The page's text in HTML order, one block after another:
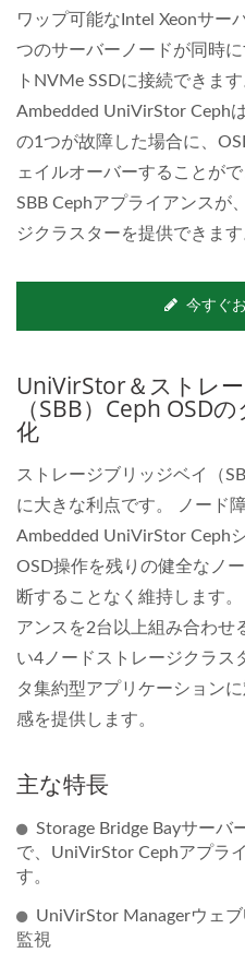
ワップ可能なIntel Xeonサー
つのサーバーノードが同時
トNVMe SSDに接続できま
Ambedded UniVirStor Ceph
の1つが故障した場合に、
ェイルオーバーすることが
SBB Cephアプライアンスが
ジクラスターを提供できます
今すぐ
UniVirStor＆ストレ
（SBB）Ceph OSD
化
ストレージブリッジベイ（
に大きな利点です。 ノード
Ambedded UniVirStor Ceph
OSD操作を残りの健全なノ
断することなく維持します
アンスを2台以上組み合わせ
い4ノードストレージクラス
タ集約型アプリケーション
感を提供します。
主な特長
Storage Bridge Bayサーバ
で、UniVirStor Cephアプラ
す。
UniVirStor Managerウェ
監視